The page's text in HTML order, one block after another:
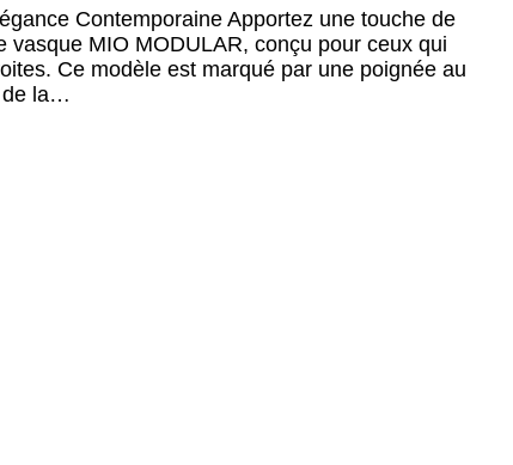
Contemporaine Apportez une touche de
MIO MODULAR, conçu pour ceux qui
Ce modèle est marqué par une poignée au
de la…